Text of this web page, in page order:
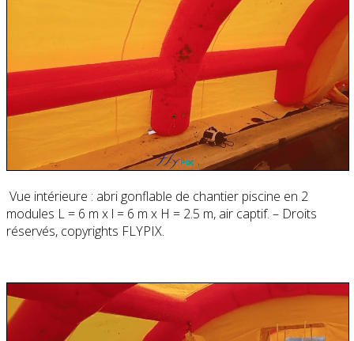
Vue intérieure : abri gonflable de chantier piscine en 2
modules L = 6 m x l = 6 m x H = 2.5 m, air captif. – Droits
réservés, copyrights FLYPIX.